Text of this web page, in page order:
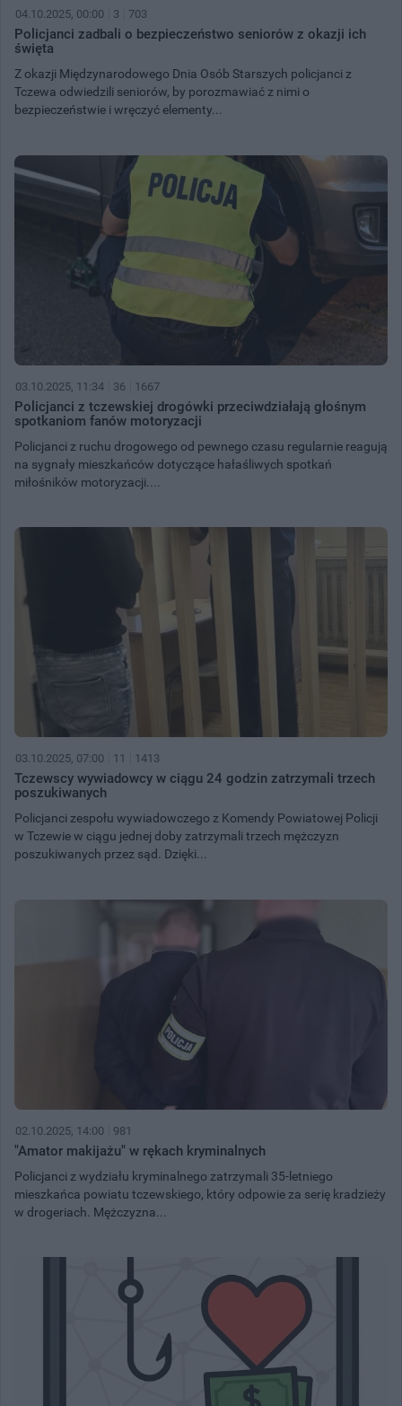
04.10.2025, 00:00 3 703
Policjanci zadbali o bezpieczeństwo seniorów z okazji ich
święta
Z okazji Międzynarodowego Dnia Osób Starszych policjanci z
Tczewa odwiedzili seniorów, by porozmawiać z nimi o
bezpieczeństwie i wręczyć elementy...
03.10.2025, 11:34 36 1667
Policjanci z tczewskiej drogówki przeciwdziałają głośnym
spotkaniom fanów motoryzacji
Policjanci z ruchu drogowego od pewnego czasu regularnie reagują
na sygnały mieszkańców dotyczące hałaśliwych spotkań
miłośników motoryzacji....
03.10.2025, 07:00 11 1413
Tczewscy wywiadowcy w ciągu 24 godzin zatrzymali trzech
poszukiwanych
Policjanci zespołu wywiadowczego z Komendy Powiatowej Policji
w Tczewie w ciągu jednej doby zatrzymali trzech mężczyzn
poszukiwanych przez sąd. Dzięki...
02.10.2025, 14:00 981
"Amator makijażu" w rękach kryminalnych
Policjanci z wydziału kryminalnego zatrzymali 35-letniego
mieszkańca powiatu tczewskiego, który odpowie za serię kradzieży
w drogeriach. Mężczyzna...